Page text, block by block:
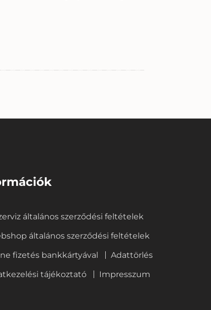
általános szerződési feltételek
általános szerződési feltételek
fizetés bankkártyával
Adattörlés
tájékoztató
Impresszum